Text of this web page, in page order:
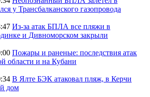
у Трансбалканского газопровода
Из-за атак БПЛА все пляжи в
и Дивноморском закрыли
Пожары и раненые: последствия атак
области и на Кубани
В Ялте БЭК атаковал пляж, в Керчи
дом